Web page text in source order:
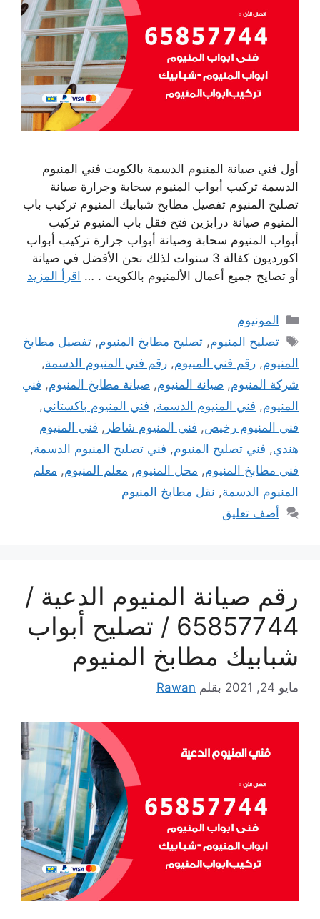
أول فني صيانة المنيوم الدسمة بالكويت فني المنيوم
الدسمة تركيب أبواب المنيوم سحابة وجرارة صيانة
تصليح المنيوم تفصيل مطابخ شبابيك المنيوم تركيب باب
المنيوم صيانة درابزين فتح فقل باب المنيوم تركيب
أبواب المنيوم سحابة وصيانة أبواب جرارة تركيب أبواب
اكورديون كفالة 3 سنوات لذلك نحن الأفضل في صيانة
أو تصايح جميع أعمال الألمنيوم بالكويت . … اقرأ المزيد
التصنيفات
المونيوم
الوسوم
تصليح المنيوم,تصليح مطابخ المنيوم,تفصيل مطابخ
المنيوم, رقم فني المنيوم, رقم فني المنيوم الدسمة,
شركة المنيوم, صيانة المنيوم, صيانة مطابخ المنيوم, فني
المنيوم, فني المنيوم الدسمة, فني المنيوم باكستاني,
فني المنيوم رخيص, فني المنيوم شاطر , فني المنيوم
هندي, فني تصليح المنيوم, فني تصليح المنيوم الدسمة,
فني مطابخ المنيوم, محل المنيوم, معلم المنيوم, معلم
المنيوم الدسمة, نقل مطابخ المنيوم
أضف تعليق
رقم صيانة المنيوم الدعية /
65857744 / تصليح أبواب
شبابيك مطابخ المنيوم
مايو 24, 2021 بقلم Rawan